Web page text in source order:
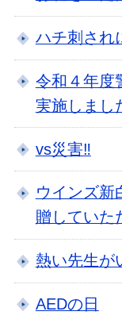
ハチ刺され
令和４年度
実施しまし
vs災害‼
ウインズ
贈していた
熱い先生が
AEDの日